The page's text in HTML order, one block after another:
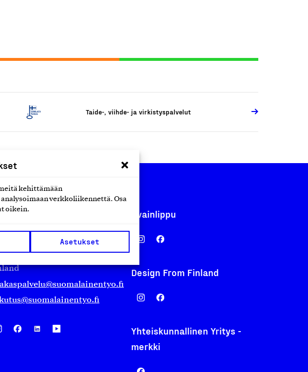
kehittämään
verkkoliikennettä. Osa
oikein.
Asetukset
Taide-, viihde- ja virkistyspalvelut
työ ry
Helsinki
Avainlippu
Design From Finland
Yhteiskunnallinen Yritys -
merkki